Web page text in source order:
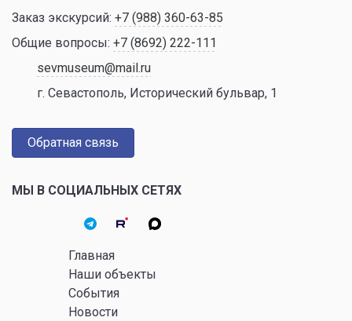
Заказ экскурсий: +7 (988) 360-63-85
Общие вопросы: +7 (8692) 222-111
sevmuseum@mail.ru
г. Севастополь, Исторический бульвар, 1
Обратная связь
МЫ В СОЦИАЛЬНЫХ СЕТЯХ
Главная
Наши объекты
События
Новости